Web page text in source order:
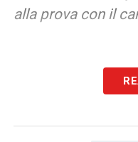
alla prova con il
campionato